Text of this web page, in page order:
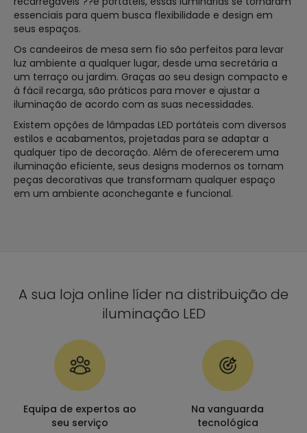
essenciais para quem busca flexibilidade e design em
seus espaços.
Os candeeiros de mesa sem fio são perfeitos para levar
luz ambiente a qualquer lugar, desde uma secretária a
um terraço ou jardim. Graças ao seu design compacto e
à fácil recarga, são práticos para mover e ajustar a
iluminação de acordo com as suas necessidades.
Existem opções de lâmpadas LED portáteis com diversos
estilos e acabamentos, projetadas para se adaptar a
qualquer tipo de decoração. Além de oferecerem uma
iluminação eficiente, seus designs modernos os tornam
peças decorativas que transformam qualquer espaço
em um ambiente aconchegante e funcional.
A sua loja online líder na distribuição de
iluminação LED
Equipa de expertos ao
seu serviço
Na vanguarda
tecnológica